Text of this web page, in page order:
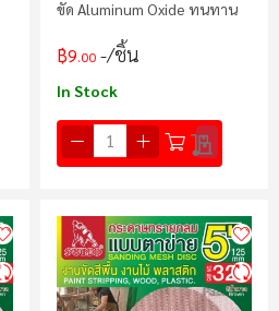
ขัด Aluminum Oxide ทนทาน
฿9.00 /ชิ้น
In Stock